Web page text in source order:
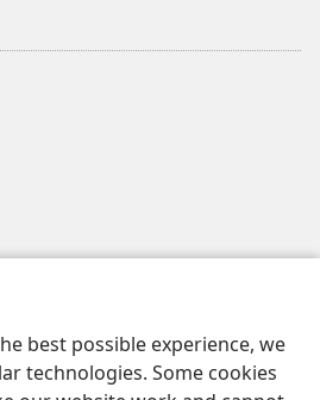
best possible experience, we
technologies. Some cookies